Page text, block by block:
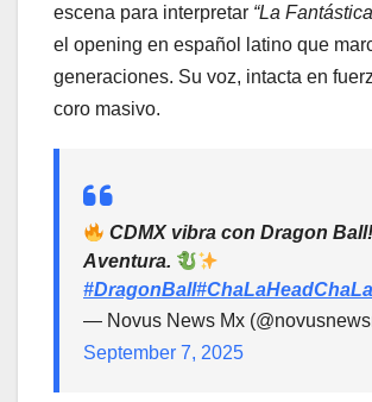
escena para interpretar “La
el opening en español latino que
generaciones. Su voz, intacta en
coro masivo.
CDMX vibra con Dragon
Aventura.
#DragonBall#ChaLaHeadChaLa
— Novus News Mx
September 7, 2025